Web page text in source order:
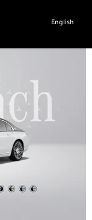
English